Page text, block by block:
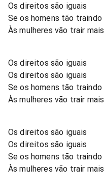
Os direitos são iguais
Se os homens tão traindo
Às mulheres vão trair mais
Os direitos são iguais
Os direitos são iguais
Se os homens tão traindo
Às mulheres vão trair mais
Os direitos são iguais
Os direitos são iguais
Se os homens tão traindo
Às mulheres vão trair mais